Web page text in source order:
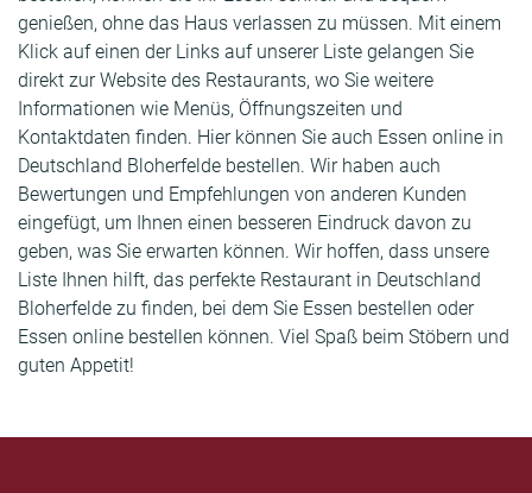
genießen, ohne das Haus verlassen zu müssen. Mit einem
Klick auf einen der Links auf unserer Liste gelangen Sie
direkt zur Website des Restaurants, wo Sie weitere
Informationen wie Menüs, Öffnungszeiten und
Kontaktdaten finden. Hier können Sie auch Essen online in
Deutschland Bloherfelde bestellen. Wir haben auch
Bewertungen und Empfehlungen von anderen Kunden
eingefügt, um Ihnen einen besseren Eindruck davon zu
geben, was Sie erwarten können. Wir hoffen, dass unsere
Liste Ihnen hilft, das perfekte Restaurant in Deutschland
Bloherfelde zu finden, bei dem Sie Essen bestellen oder
Essen online bestellen können. Viel Spaß beim Stöbern und
guten Appetit!